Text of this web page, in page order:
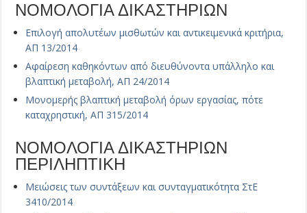
ΝΟΜΟΛΟΓΙΑ ΔΙΚΑΣΤΗΡΙΩΝ
Επιλογή απολυτέων μισθωτών και αντικειμενικά κριτήρια,
ΑΠ 13/2014
Αφαίρεση καθηκόντων από διευθύνοντα υπάλληλο και
βλαπτική μεταβολή, ΑΠ 24/2014
Μονομερής βλαπτική μεταβολή όρων εργασίας, πότε
καταχρηστική, ΑΠ 315/2014
ΝΟΜΟΛΟΓΙΑ ΔΙΚΑΣΤΗΡΙΩΝ
ΠΕΡΙΛΗΠΤΙΚΗ
Μειώσεις των συντάξεων και συνταγματικότητα ΣτΕ
3410/2014